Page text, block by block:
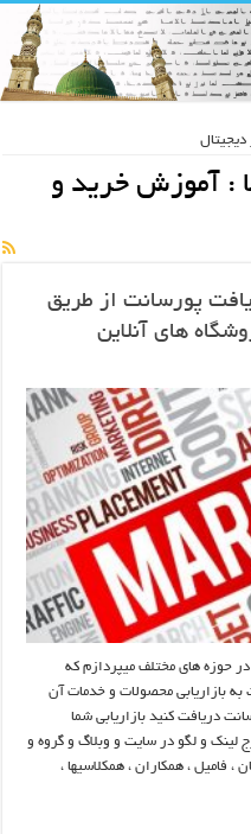
: آموزش خرید و
پورسانت از طریق
های آنلاین
حوزه های مختلف میپردازم که
به بازاریابی محصولات و خدمات آن
دریافت کنید بازاریابی شما
لینک و لگو در سایت و وبلاگ و گروه و
، فامیل ، همکاران ، همکلاسیها ،